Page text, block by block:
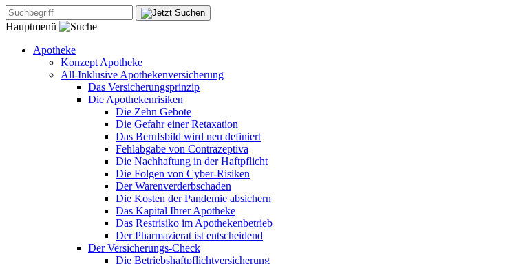
Hauptmenü
Apotheke
Konzept Apotheke
All-Inklusive Apothekenversicherung
Das Versicherungsprinzip
Die Apothekenrisiken
Die Zehn Gebote
Die Gefahr einer Retaxation
Das Berufsbild wird neu definiert
Fehlabgabe von Contrazeptiva
Die Nachhaftung in der Haftpflicht
Die Folgen von Cyber-Risiken
Der Warenverderbschaden
Die Kosten der Pandemie absichern
Das Kapital Ihrer Apotheke
Das Restrisiko im Apothekenbetrieb
Der Pharmazierat ist entscheidend
Der Versicherungs-Check
Die Betriebshaftpflichtversicherung